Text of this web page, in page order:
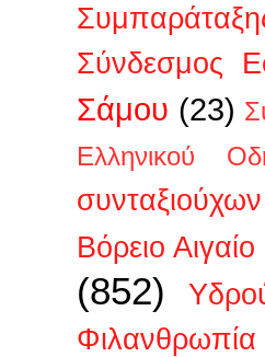
Σύνδεσμος
Σάμου (23)
Ελληνικού
Βόρειο Αιγαίο
(852)
Φιλανθρωπία